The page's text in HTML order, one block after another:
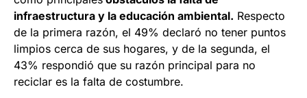
infraestructura y la educación ambiental. Respecto
de la primera razón, el 49% declaró no tener puntos
limpios cerca de sus hogares, y de la segunda, el
43% respondió que su razón principal para no
reciclar es la falta de costumbre.